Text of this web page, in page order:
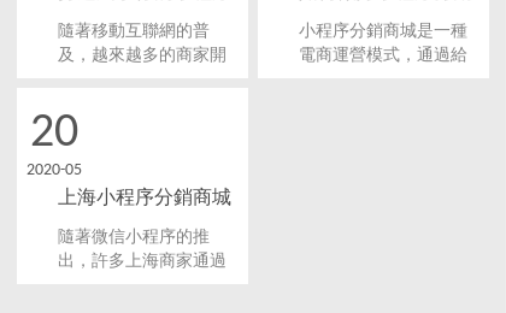
分銷商城，開發方式
及價格大揭秘！
隨著移動互聯網的普
及，越來越多的商家開
僅可以提供更便捷的購
銷模式吸引更多有效的
客戶流量。那么，究竟
該如何開發屬于自己的
小程序分銷商城呢？
商城開發？
小程序分銷商城是一種
電商運營模式，通過給
20
2020-05
上海小程序分銷商城
開發要多少錢？
隨著微信小程序的推
出，許多上海商家通過